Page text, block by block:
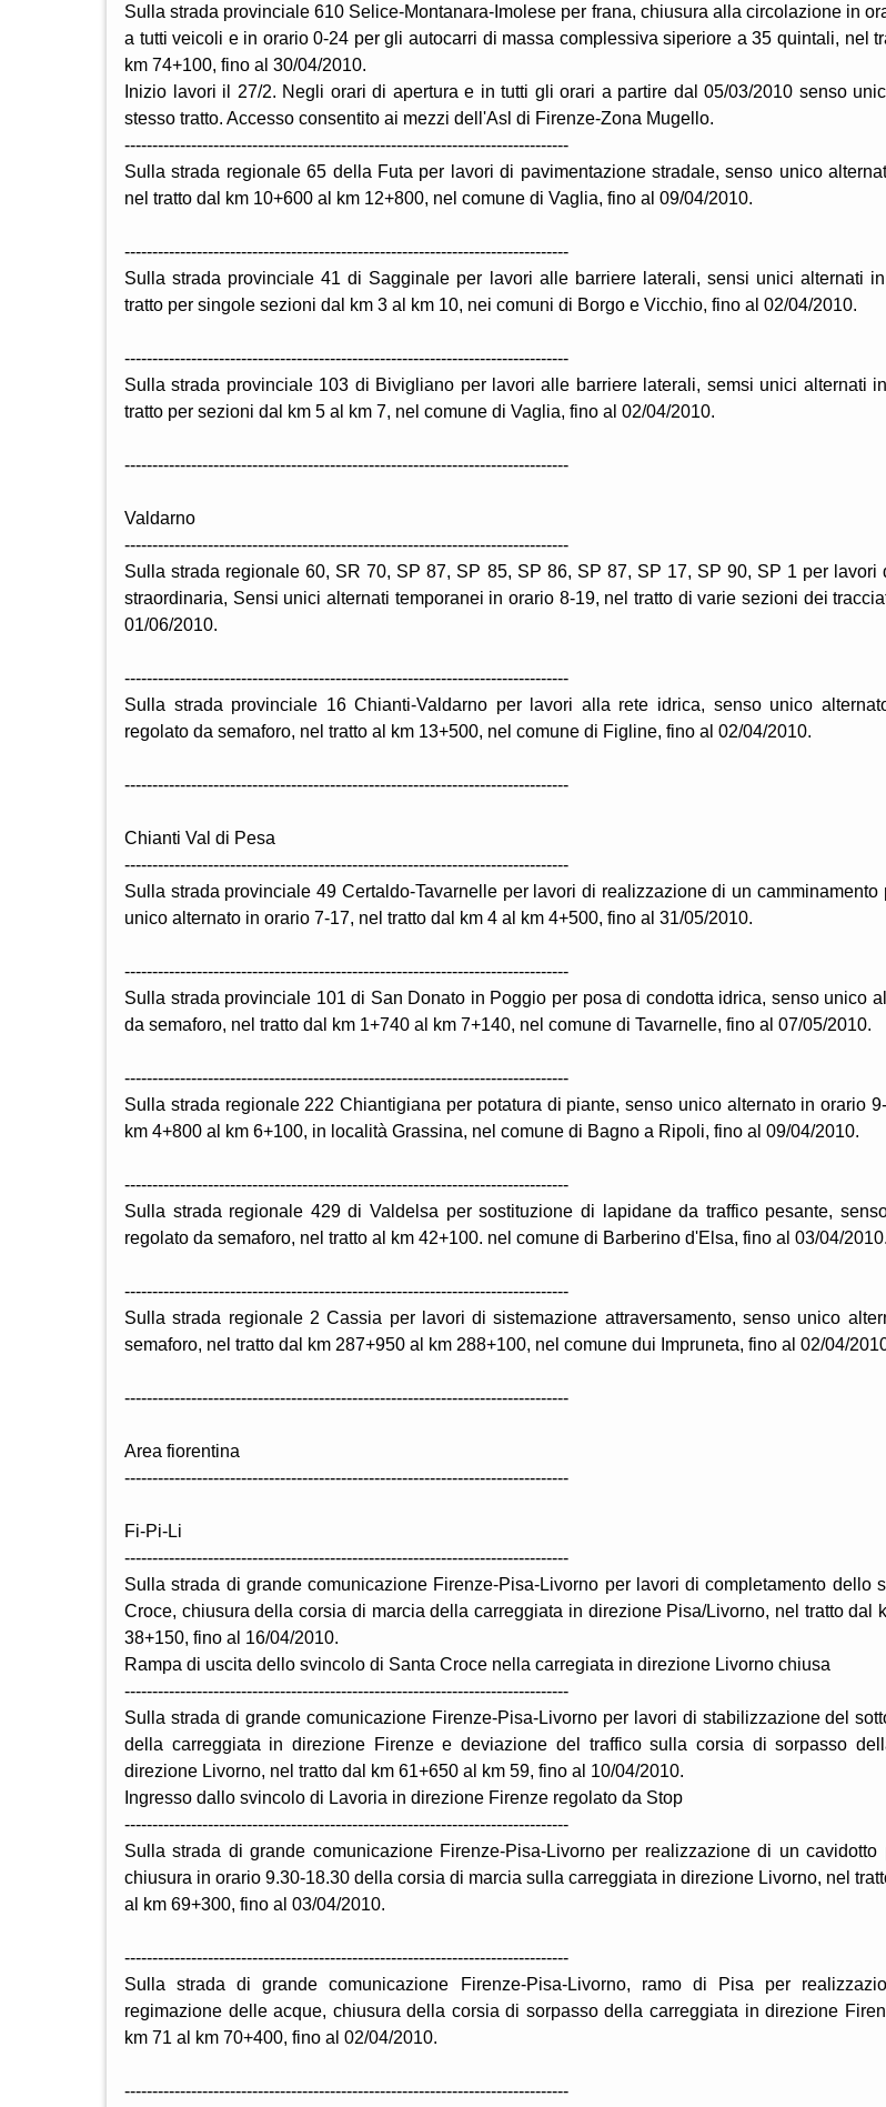
Sulla strada provinciale 610 Selice-Montanara-Imolese per frana, chiusura alla circolazione in
a tutti veicoli e in orario 0-24 per gli autocarri di massa complessiva siperiore a 35 quintali, nel
km 74+100, fino al 30/04/2010.
Inizio lavori il 27/2. Negli orari di apertura e in tutti gli orari a partire dal 05/03/2010 senso
stesso tratto. Accesso consentito ai mezzi dell'Asl di Firenze-Zona Mugello.
--------------------------------------------------------------------------------
Sulla strada regionale 65 della Futa per lavori di pavimentazione stradale, senso unico
nel tratto dal km 10+600 al km 12+800, nel comune di Vaglia, fino al 09/04/2010.
--------------------------------------------------------------------------------
Sulla strada provinciale 41 di Sagginale per lavori alle barriere laterali, sensi unici alternati
tratto per singole sezioni dal km 3 al km 10, nei comuni di Borgo e Vicchio, fino al 02/04/2010.
--------------------------------------------------------------------------------
Sulla strada provinciale 103 di Bivigliano per lavori alle barriere laterali, semsi unici alternati
tratto per sezioni dal km 5 al km 7, nel comune di Vaglia, fino al 02/04/2010.
--------------------------------------------------------------------------------
Valdarno
--------------------------------------------------------------------------------
Sulla strada regionale 60, SR 70, SP 87, SP 85, SP 86, SP 87, SP 17, SP 90, SP 1 per lavori
straordinaria, Sensi unici alternati temporanei in orario 8-19, nel tratto di varie sezioni dei
01/06/2010.
--------------------------------------------------------------------------------
Sulla strada provinciale 16 Chianti-Valdarno per lavori alla rete idrica, senso unico
regolato da semaforo, nel tratto al km 13+500, nel comune di Figline, fino al 02/04/2010.
--------------------------------------------------------------------------------
Chianti Val di Pesa
--------------------------------------------------------------------------------
Sulla strada provinciale 49 Certaldo-Tavarnelle per lavori di realizzazione di un camminamento
unico alternato in orario 7-17, nel tratto dal km 4 al km 4+500, fino al 31/05/2010.
--------------------------------------------------------------------------------
Sulla strada provinciale 101 di San Donato in Poggio per posa di condotta idrica, senso unico
da semaforo, nel tratto dal km 1+740 al km 7+140, nel comune di Tavarnelle, fino al 07/05/2010.
--------------------------------------------------------------------------------
Sulla strada regionale 222 Chiantigiana per potatura di piante, senso unico alternato in orario
km 4+800 al km 6+100, in località Grassina, nel comune di Bagno a Ripoli, fino al 09/04/2010.
--------------------------------------------------------------------------------
Sulla strada regionale 429 di Valdelsa per sostituzione di lapidane da traffico pesante,
regolato da semaforo, nel tratto al km 42+100. nel comune di Barberino d'Elsa, fino al 03/04/2010.
--------------------------------------------------------------------------------
Sulla strada regionale 2 Cassia per lavori di sistemazione attraversamento, senso unico
semaforo, nel tratto dal km 287+950 al km 288+100, nel comune dui Impruneta, fino al 02/04/
--------------------------------------------------------------------------------
Area fiorentina
--------------------------------------------------------------------------------
Fi-Pi-Li
--------------------------------------------------------------------------------
Sulla strada di grande comunicazione Firenze-Pisa-Livorno per lavori di completamento dello
Croce, chiusura della corsia di marcia della carreggiata in direzione Pisa/Livorno, nel tratto dal
38+150, fino al 16/04/2010.
Rampa di uscita dello svincolo di Santa Croce nella carregiata in direzione Livorno chiusa
--------------------------------------------------------------------------------
Sulla strada di grande comunicazione Firenze-Pisa-Livorno per lavori di stabilizzazione del
della carreggiata in direzione Firenze e deviazione del traffico sulla corsia di sorpasso
direzione Livorno, nel tratto dal km 61+650 al km 59, fino al 10/04/2010.
Ingresso dallo svincolo di Lavoria in direzione Firenze regolato da Stop
--------------------------------------------------------------------------------
Sulla strada di grande comunicazione Firenze-Pisa-Livorno per realizzazione di un cavidotto
chiusura in orario 9.30-18.30 della corsia di marcia sulla carreggiata in direzione Livorno, nel
al km 69+300, fino al 03/04/2010.
--------------------------------------------------------------------------------
Sulla strada di grande comunicazione Firenze-Pisa-Livorno, ramo di Pisa per
regimazione delle acque, chiusura della corsia di sorpasso della carreggiata in direzione
km 71 al km 70+400, fino al 02/04/2010.
--------------------------------------------------------------------------------